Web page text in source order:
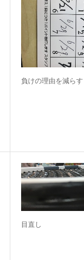
負けの理由を減らす
目直し